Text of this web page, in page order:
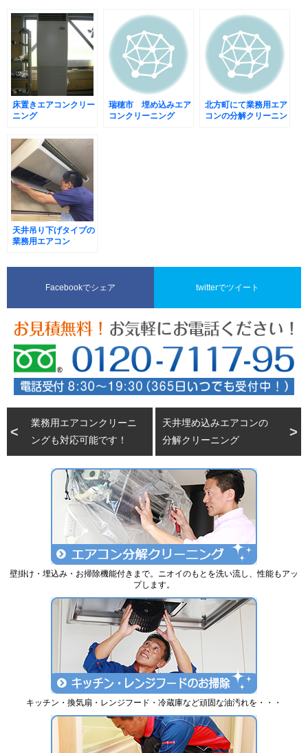
床置きエアコンクリー
ニング
瑞穂市 埋め込みエア
コンクリーニング
北方町にて業務用エア
コンの分解クリーニン
天井吊り下げタイプの
業務用エアコン
Facebookでシェア twitterでツイート
業務用エアコンクリーニ
ングも対応可能です！
天井埋め込みエアコンの
分解クリーニング
壁掛け・埋込み・お掃除機能付きまで。ニオイのもとを洗い流し、性能もアッ
プします。
キッチン・換気扇・レンジフード・冷蔵庫など頑固な油汚れを・・・